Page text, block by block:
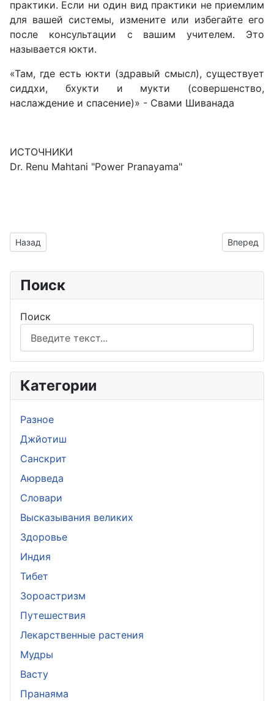
практики. Если ни один вид практики не приемлим
для вашей системы, измените или избегайте его
после консультации с вашим учителем. Это
называется юкти.
«Там, где есть юкти (здравый смысл), существует
сиддхи, бхукти и мукти (совершенство,
наслаждение и спасение)» - Свами Шиванада
ИСТОЧНИКИ
Dr. Renu Mahtani "Power Pranayama"
Предыдущий: Пранаяма. Делать и не делать
Назад Вперед
Поиск
Поиск
Категории
Разное
Джйотиш
Санскрит
Аюрведа
Словари
Высказывания великих
Здоровье
Индия
Тибет
Зороастризм
Путешествия
Лекарственные растения
Мудры
Васту
Пранаяма